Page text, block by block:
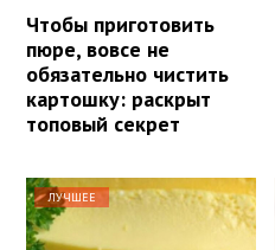
Чтобы приготовить
пюре, вовсе не
обязательно чистить
картошку: раскрыт
топовый секрет
ЛУЧШЕЕ